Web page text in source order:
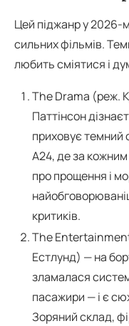
Цей піджанр у 2026-
сильних фільмів.
любить сміятися і
The Drama (реж.
Паттінсон
приховує темний
А24, де за
про прощення і
критиків.
The
Естлунд) — на
зламалася
пасажири — і є
Зоряний склад,